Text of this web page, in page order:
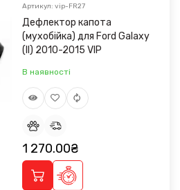
Артикул: vip-FR27
Дефлектор капота
(мухобійка) для Ford Galaxy
(II) 2010-2015 VIP
В наявності
1 270.00₴